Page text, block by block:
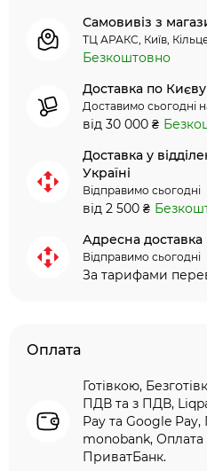
Самовивіз з
ТЦ АРАКС, Київ,
Безкоштовно
Доставка по
Доставимо сьогодні
від 30 000 ₴
Доставка у
Україні
Відправимо сьогодні
від 2 500 ₴
Адресна
Відправимо сьогодні
За тарифами
Оплата
Готівкою,
ПДВ та з ПДВ,
Pay та Google
monobank, Оплата
ПриватБанк.